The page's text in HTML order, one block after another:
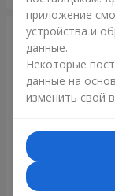
Букет "Крещатик"
приложение
устройства и
данные.
Некоторые
данные на
изменить свой